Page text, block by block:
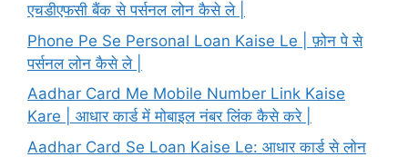
एचडीएफसी बैंक से पर्सनल लोन कैसे ले |
Phone Pe Se Personal Loan Kaise Le | फ़ोन पे से
पर्सनल लोन कैसे ले |
Aadhar Card Me Mobile Number Link Kaise
Kare | आधार कार्ड में मोबाइल नंबर लिंक कैसे करे |
Aadhar Card Se Loan Kaise Le: आधार कार्ड से लोन